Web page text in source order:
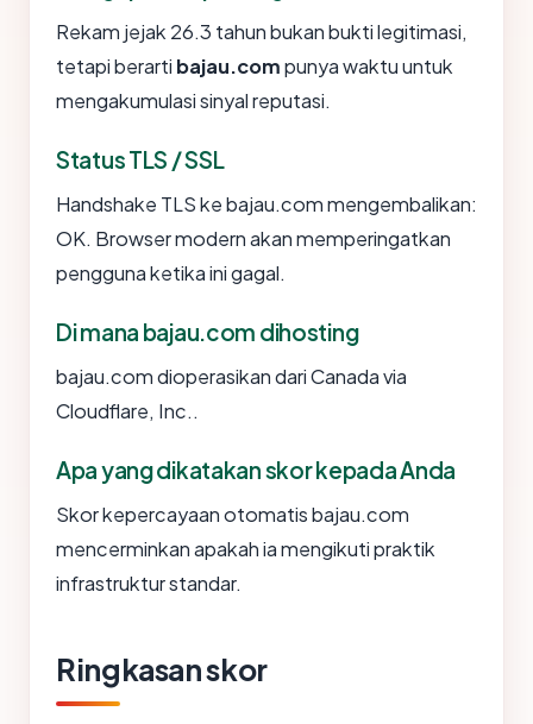
Rekam jejak 26.3 tahun bukan bukti legitimasi,
tetapi berarti bajau.compunya waktu untuk
mengakumulasi sinyal reputasi.
Status TLS / SSL
Handshake TLS ke bajau.com mengembalikan:
OK. Browser modern akan memperingatkan
pengguna ketika ini gagal.
Di mana bajau.com dihosting
bajau.com dioperasikan dari Canada via
Cloudflare, Inc..
Apa yang dikatakan skor kepada Anda
Skor kepercayaan otomatis bajau.com
mencerminkan apakah ia mengikuti praktik
infrastruktur standar.
Ringkasan skor